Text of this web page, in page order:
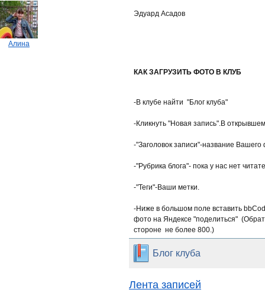
Алина
Эдуард Асадов
КАК ЗАГРУЗИТЬ ФОТО В КЛУБ
-В клубе найти "Блог клуба"
-Кликнуть "Новая запись".В
-"Заголовок записи"-название Вашего
-"Рубрика блога"- пока у нас нет
-"Теги"-Ваши метки.
-Ниже в большом поле вставить
фото на Яндексе "поделиться"
стороне не более 800.)
Блог клуба
Лента записей